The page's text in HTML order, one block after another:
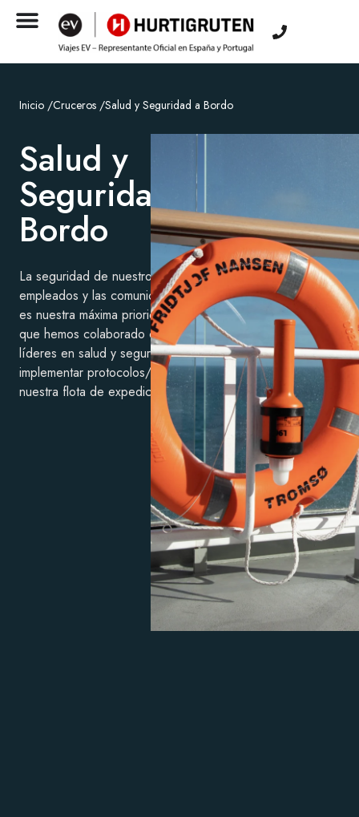
Inicio /Cruceros /Salud y Seguridad a Bordo
Salud y
Seguridad a
Bordo
La seguridad de nuestros huéspedes,
empleados y las comunidades que visitamos
es nuestra máxima prioridad. Es por eso
que hemos colaborado con expertos
líderes en salud y seguridad para diseñar e
implementar protocolos/procedimientos en
nuestra flota de expedición.